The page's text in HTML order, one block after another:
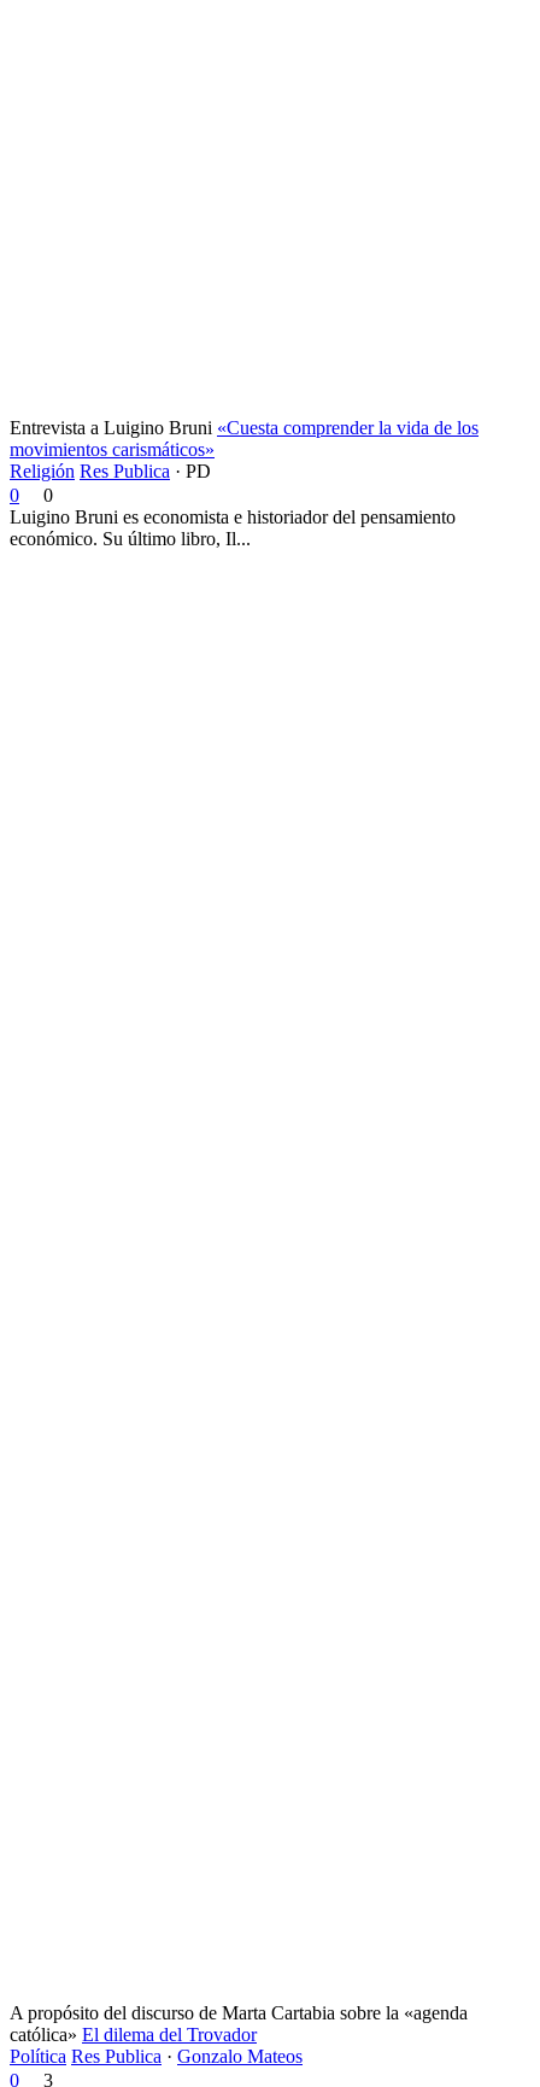
Entrevista a Luigino Bruni «Cuesta comprender la vida de los
movimientos carismáticos»
Religión Res Publica · PD
0
0
Luigino Bruni es economista e historiador del pensamiento
económico. Su último libro, Il...
A propósito del discurso de Marta Cartabia sobre la «agenda
católica» El dilema del Trovador
Política Res Publica · Gonzalo Mateos
0
3